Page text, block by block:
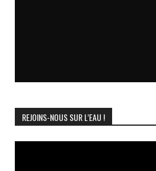
REJOINS-NOUS SUR L’EAU !